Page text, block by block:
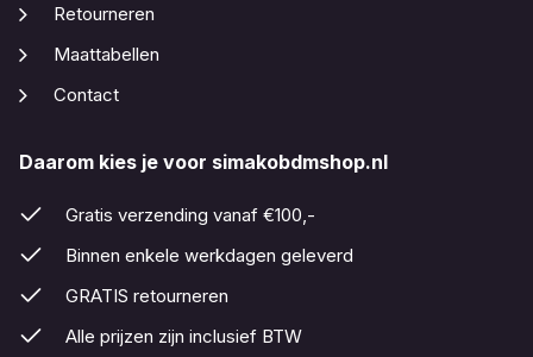
Retourneren
Maattabellen
Contact
Daarom kies je voor simakobdmshop.nl
Gratis verzending vanaf €100,-
Binnen enkele werkdagen geleverd
GRATIS retourneren
Alle prijzen zijn inclusief BTW